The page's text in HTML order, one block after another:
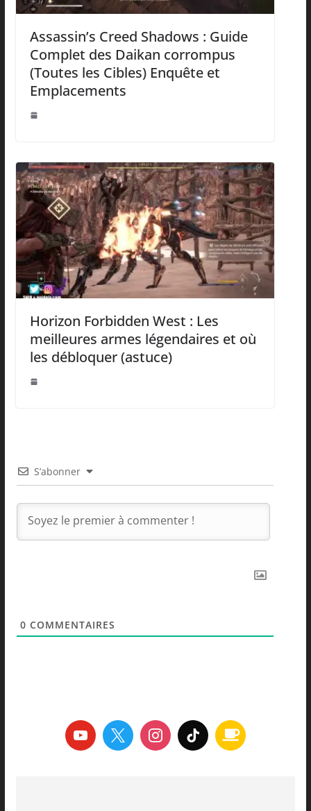
Assassin’s Creed Shadows : Guide
Complet des Daikan corrompus
(Toutes les Cibles) Enquête et
Emplacements
Horizon Forbidden West : Les
meilleures armes légendaires et où
les débloquer (astuce)
S’abonner
0 COMMENTAIRES